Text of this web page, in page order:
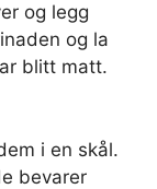
og legg
og la
blitt matt.
i en skål.
bevarer